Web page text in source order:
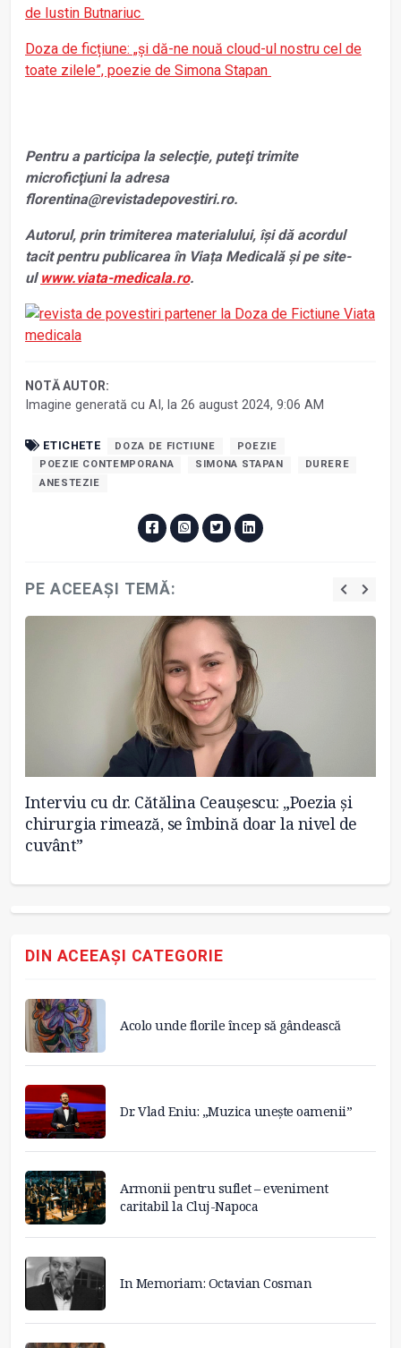
de Iustin Butnariuc
Doza de ficțiune: „și dă-ne nouă cloud-ul nostru cel de
toate zilele”, poezie de Simona Stapan
Pentru a participa la selecţie, puteţi trimite
microficţiuni la adresa
florentina@revistadepovestiri.ro.
Autorul, prin trimiterea materialului, își dă acordul
tacit pentru publicarea în Viața Medicală și pe site-
ul www.viata-medicala.ro.
NOTĂ AUTOR:
Imagine generată cu AI, la 26 august 2024, 9:06 AM
ETICHETE DOZA DE FICTIUNE
POEZIE
POEZIE CONTEMPORANA
SIMONA STAPAN
DURERE
ANESTEZIE
PE ACEEAȘI TEMĂ:
Interviu cu dr. Cătălina Ceaușescu: „Poezia și
chirurgia rimează, se îmbină doar la nivel de
cuvânt”
DIN ACEEAȘI CATEGORIE
Acolo unde florile încep să gândească
Dr. Vlad Eniu: „Muzica unește oamenii”
Armonii pentru suflet – eveniment
caritabil la Cluj-Napoca
In Memoriam: Octavian Cosman